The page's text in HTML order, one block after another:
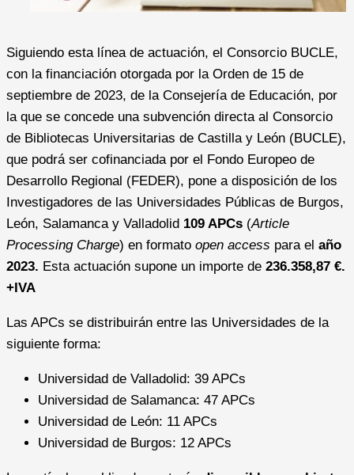
Siguiendo esta línea de actuación, el Consorcio BUCLE,
con la financiación otorgada por la Orden de 15 de
septiembre de 2023, de la Consejería de Educación, por
la que se concede una subvención directa al Consorcio
de Bibliotecas Universitarias de Castilla y León (BUCLE),
que podrá ser cofinanciada por el Fondo Europeo de
Desarrollo Regional (FEDER), pone a disposición de los
Investigadores de las Universidades Públicas de Burgos,
León, Salamanca y Valladolid 109 APCs (Article
Processing Charge) en formato open access para el año
2023. Esta actuación supone un importe de 236.358,87 €.
+IVA
Las APCs se distribuirán entre las Universidades de la
siguiente forma:
Universidad de Valladolid: 39 APCs
Universidad de Salamanca: 47 APCs
Universidad de León: 11 APCs
Universidad de Burgos: 12 APCs